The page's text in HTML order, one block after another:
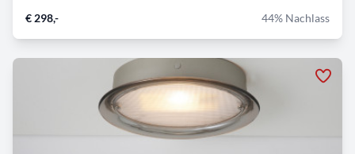
€ 298,- 44% Nachlass